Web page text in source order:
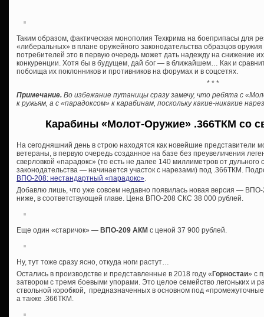
Таким образом, фактическая монополия Техкрима на боеприпасы для
«либеральных» в плане оружейного законодательства образцов
потребителей это в первую очередь может дать надежду на снижение
конкуренции. Хотя бы в будущем, дай бог — в ближайшем… Как и
побоища их поклонников и противников на форумах и в соцсетях.
* * *
Примечание. Во избежание путаницы сразу замечу, что ребята с
к ружьям, а с «парадоксом» к карабинам, поскольку какие-никакие
Карабины «Молот-Оружие» .366ТКМ со
На сегодняшний день в строю находятся как новейшие представители
ветераны, в первую очередь созданное на базе без преувеличения
сверловкой «парадокс» (то есть не далее 140 миллиметров от
законодательства — начинается участок с нарезами) под .366ТКМ.
ВПО-208: нестандартный «парадокс».
Добавлю лишь, что уже совсем недавно появилась новая версия —
ниже, в соответствующей главе. Цена ВПО-208 СКС 38 000 рублей.
Еще один «старичок» — ВПО-209 АКМ с ценой 37 900 рублей.
Ну, тут тоже сразу ясно, откуда ноги растут…
Остались в производстве и представленные в 2018 году « Горностаи» с
затвором с тремя боевыми упорами. Это целое семейство легоньких и
ствольной коробкой, предназначенных в основном под
а также .366ТКМ.